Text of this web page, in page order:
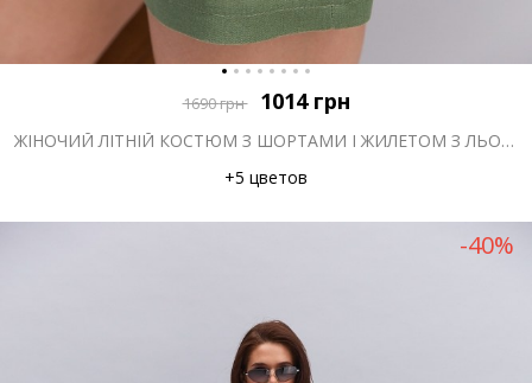
1690грн 1014 грн
ЖІНОЧИЙ ЛІТНІЙ КОСТЮМ З ШОРТАМИ І ЖИЛЕТОМ З ЛЬОНУ КОЛЬОРУ СВІТЛИЙ ХАКІ
+5 цветов
-40%